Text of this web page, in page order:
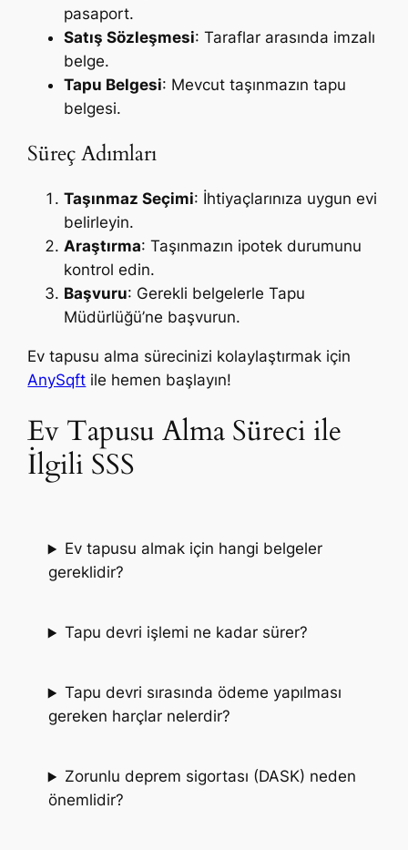
pasaport.
Satış Sözleşmesi: Taraflar arasında imzalı
belge.
Tapu Belgesi: Mevcut taşınmazın tapu
belgesi.
Süreç Adımları
Taşınmaz Seçimi: İhtiyaçlarınıza uygun evi
belirleyin.
Araştırma: Taşınmazın ipotek durumunu
kontrol edin.
Başvuru: Gerekli belgelerle Tapu
Müdürlüğü’ne başvurun.
Ev tapusu alma sürecinizi kolaylaştırmak için
AnySqft ile hemen başlayın!
Ev Tapusu Alma Süreci ile
İlgili SSS
Ev tapusu almak için hangi belgeler
gereklidir?
Tapu devri işlemi ne kadar sürer?
Tapu devri sırasında ödeme yapılması
gereken harçlar nelerdir?
Zorunlu deprem sigortası (DASK) neden
önemlidir?